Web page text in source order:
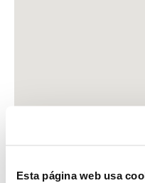
Esta página web usa